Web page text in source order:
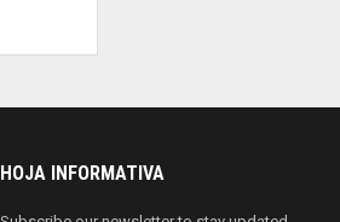
HOJA INFORMATIVA